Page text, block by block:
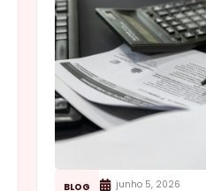
BLOG junho 5, 2026